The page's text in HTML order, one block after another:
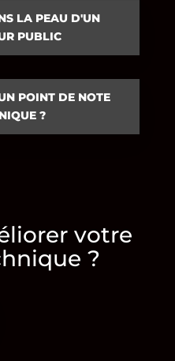
LA PEAU D'UN
PUBLIC
POINT DE NOTE
?
votre
?